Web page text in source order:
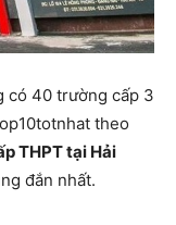
có 40 trường cấp 3
theo
THPT tại Hải
đắn nhất.